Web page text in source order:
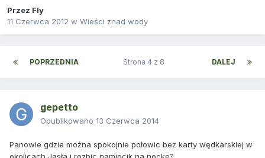
Przez Fly
11 Czerwca 2012 w Wieści znad wody
POPRZEDNIA DALEJ
Strona 4 z 8
gepetto
Opublikowano 13 Czerwca 2014
Panowie gdzie można spokojnie połowic bez karty wędkarskiej w